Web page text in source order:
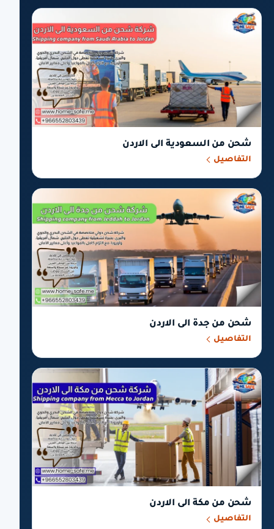
شحن من السعودية الى الاردن
التفاصيل
شحن من جدة الى الاردن
التفاصيل
شحن من مكة الى الاردن
التفاصيل